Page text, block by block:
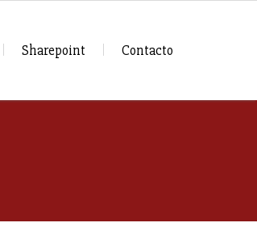
Sharepoint Contacto